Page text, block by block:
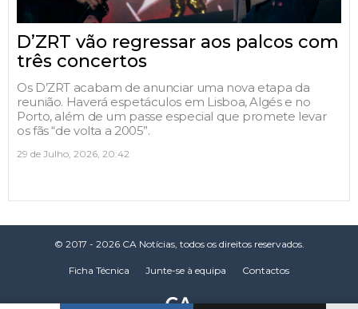
D’ZRT vão regressar aos palcos com
três concertos
Os D’ZRT acabam de anunciar uma nova etapa da
reunião. Haverá espetáculos em Lisboa, Algés e no
Porto, além de um passe especial que promete levar
os fãs “de volta a 2005”.
29 de Julho, 2026, 20:42
© 2017 - 2026 CA Notícias, todos os direitos reservados.
Ficha Técnica Junte-se à equipa Contactos